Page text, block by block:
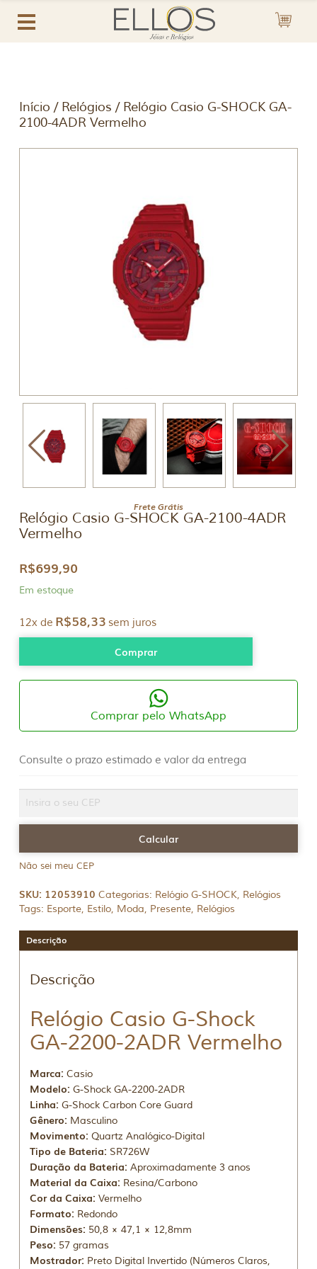
Início / Relógios / Relógio Casio G-SHOCK GA-
2100-4ADR Vermelho
Frete Grátis
Relógio Casio G-SHOCK GA-2100-4ADR
Vermelho
R$699,90
Em estoque
12x de R$58,33 sem juros
Comprar
Comprar pelo WhatsApp
Consulte o prazo estimado e valor da entrega
Não sei meu CEP
SKU: 12053910 Categorias: Relógio G-SHOCK, Relógios
Tags: Esporte, Estilo, Moda, Presente, Relógios
Descrição
Descrição
Relógio Casio G-Shock
GA-2200-2ADR Vermelho
Marca: Casio
Modelo: G-Shock GA-2200-2ADR
Linha: G-Shock Carbon Core Guard
Gênero: Masculino
Movimento: Quartz Analógico-Digital
Tipo de Bateria: SR726W
Duração da Bateria: Aproximadamente 3 anos
Material da Caixa: Resina/Carbono
Cor da Caixa: Vermelho
Formato: Redondo
Dimensões: 50,8 × 47,1 × 12,8mm
Peso: 57 gramas
Mostrador: Preto Digital Invertido (Números Claros,